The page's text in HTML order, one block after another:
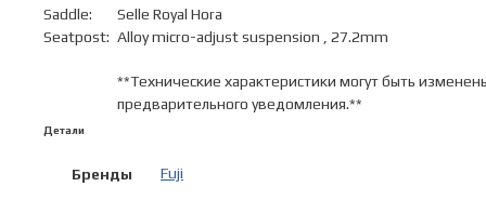
Saddle:
Selle Royal Hora
Seatpost: Alloy micro-adjust suspension , 27.2mm
**Технические характеристики могут быть
предварительного уведомления.**
Детали
Бренды Fuji